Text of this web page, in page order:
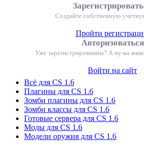
Создайте собственную
Пройти
Авторизоваться
Уже зарегистрированны? А ну-ка
Войти на сайт
Всё для CS 1.6
Плагины для CS 1.6
Зомби плагины для CS 1.6
Зомби классы для CS 1.6
Готовые сервера для CS 1.6
Моды для CS 1.6
Модели оружия для CS 1.6